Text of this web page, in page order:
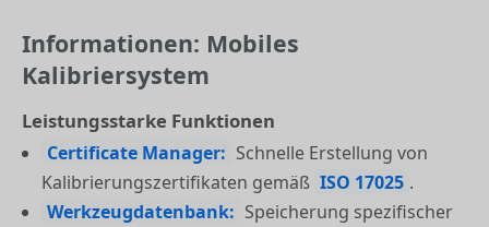
Informationen: Mobiles
Kalibriersystem
Leistungsstarke Funktionen
Certificate Manager: Schnelle Erstellung von
Kalibrierungszertifikaten gemäß ISO 17025 .
Werkzeugdatenbank: Speicherung spezifischer